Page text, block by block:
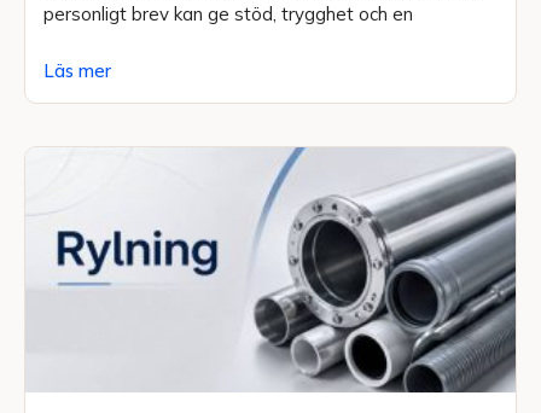
personligt brev kan ge stöd, trygghet och en
Läs mer